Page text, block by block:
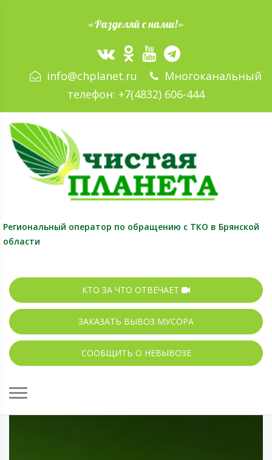
«Разделяй с нами!»
info@chplanet.ru
Многоканальный
телефон: +7(4832) 606-444
Региональный оператор по обращению с ТКО в Брянской
области
КТО ЗА ЧТО ОТВЕЧАЕТ
ЗАКАЗАТЬ ВЫВОЗ МУСОРА
СООБЩИТЬ О НЕВЫВОЗЕ